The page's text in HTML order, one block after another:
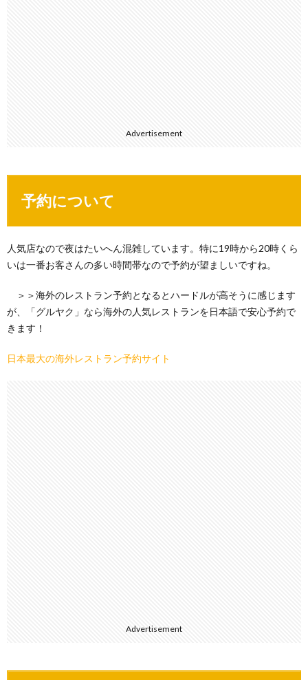
Advertisement
予約について
人気店なので夜はたいへん混雑しています。特に19時から20時くら
いは一番お客さんの多い時間帯なので予約が望ましいですね。
＞＞海外のレストラン予約となるとハードルが高そうに感じます
が、「グルヤク」なら海外の人気レストランを日本語で安心予約で
きます！
日本最大の海外レストラン予約サイト
Advertisement